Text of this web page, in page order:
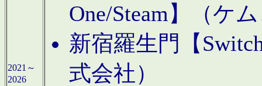
2021～
2026
One/Steam】（ケ
新宿羅生門【
式会社）